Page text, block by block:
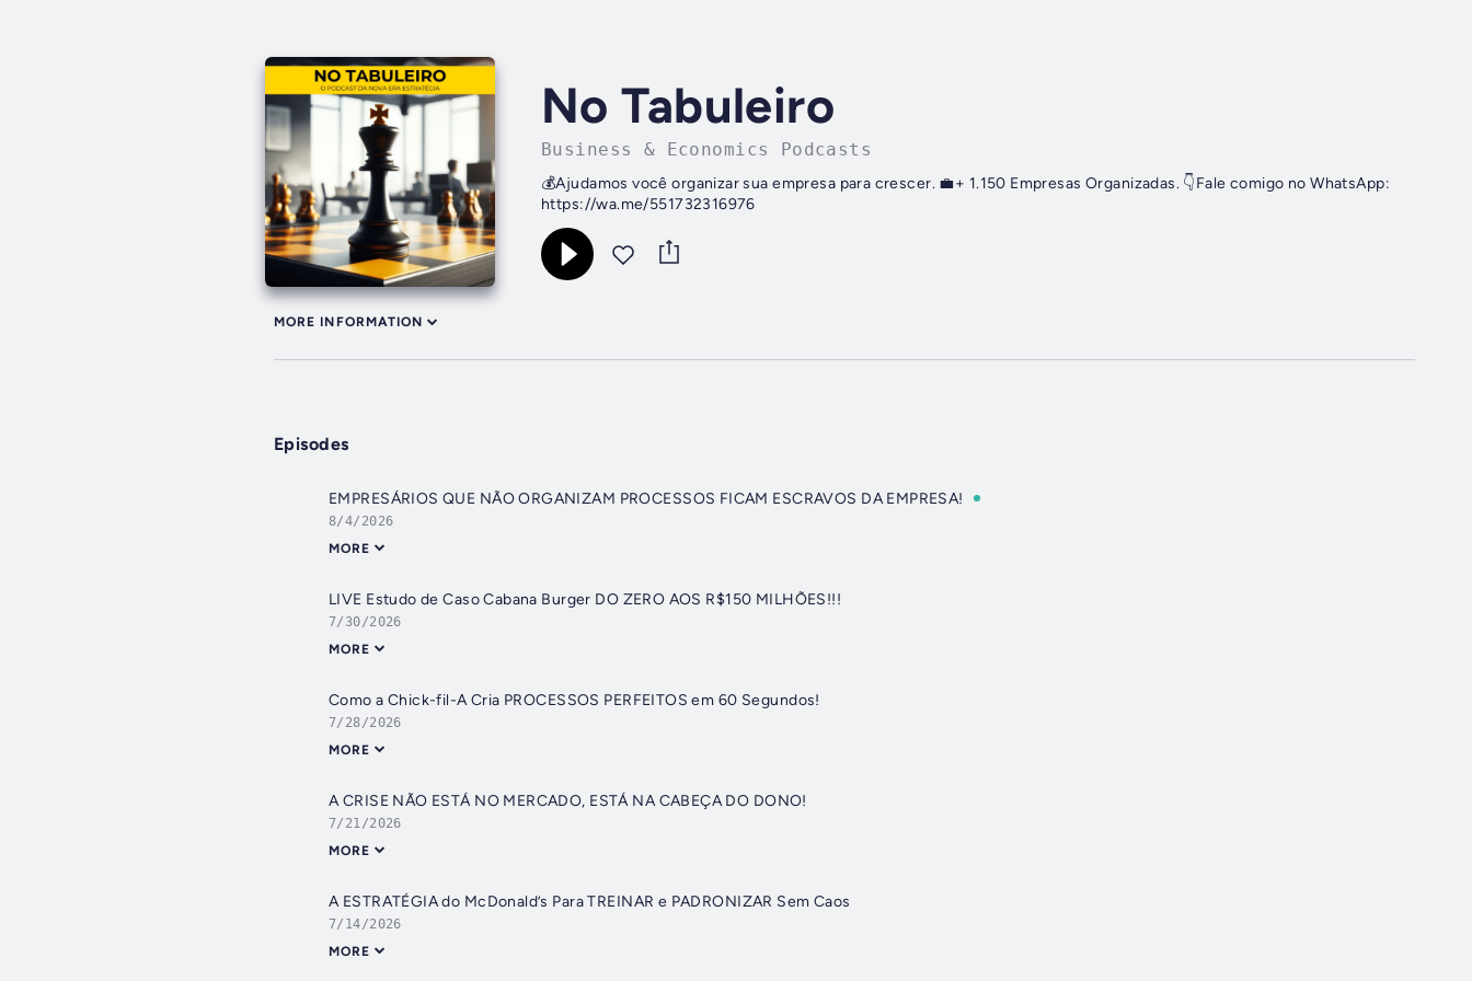
No Tabuleiro
Business & Economics Podcasts
💰Ajudamos você organizar sua empresa para crescer. 💼+ 1.150 Empresas Organizadas. 👇Fale comigo no WhatsApp:
https://wa.me/551732316976
MORE INFORMATION
Episodes
EMPRESÁRIOS QUE NÃO ORGANIZAM PROCESSOS FICAM ESCRAVOS DA EMPRESA!
8/4/2026
MORE
LIVE Estudo de Caso Cabana Burger DO ZERO AOS R$150 MILHÕES!!!
7/30/2026
MORE
Como a Chick-fil-A Cria PROCESSOS PERFEITOS em 60 Segundos!
7/28/2026
MORE
A CRISE NÃO ESTÁ NO MERCADO, ESTÁ NA CABEÇA DO DONO!
7/21/2026
MORE
A ESTRATÉGIA do McDonald’s Para TREINAR e PADRONIZAR Sem Caos
7/14/2026
MORE